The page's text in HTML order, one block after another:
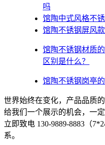
吗
馆陶中式风格不
馆陶不锈钢屏风
馆陶不锈钢材质
区别是什么？
馆陶不锈钢岗亭
世界始终在变化，产品品质
给我们一个展示的机会，一
立即致电 130-9889-8883（
系。